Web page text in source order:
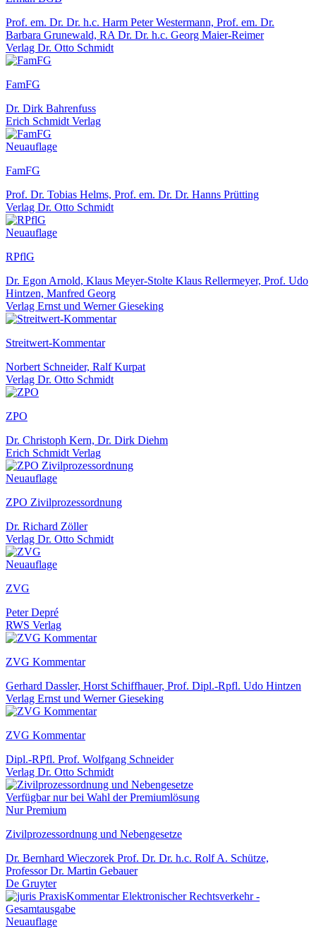
Prof. em. Dr. Dr. h.c. Harm Peter Westermann, Prof. em. Dr.
Barbara Grunewald, RA Dr. Dr. h.c. Georg Maier-Reimer
Verlag Dr. Otto Schmidt
FamFG
Dr. Dirk Bahrenfuss
Erich Schmidt Verlag
Neuauflage
FamFG
Prof. Dr. Tobias Helms, Prof. em. Dr. Dr. Hanns Prütting
Verlag Dr. Otto Schmidt
Neuauflage
RPflG
Dr. Egon Arnold, Klaus Meyer-Stolte Klaus Rellermeyer, Prof. Udo
Hintzen, Manfred Georg
Verlag Ernst und Werner Gieseking
Streitwert-Kommentar
Norbert Schneider, Ralf Kurpat
Verlag Dr. Otto Schmidt
ZPO
Dr. Christoph Kern, Dr. Dirk Diehm
Erich Schmidt Verlag
Neuauflage
ZPO Zivilprozessordnung
Dr. Richard Zöller
Verlag Dr. Otto Schmidt
Neuauflage
ZVG
Peter Depré
RWS Verlag
ZVG Kommentar
Gerhard Dassler, Horst Schiffhauer, Prof. Dipl.-Rpfl. Udo Hintzen
Verlag Ernst und Werner Gieseking
ZVG Kommentar
Dipl.-RPfl. Prof. Wolfgang Schneider
Verlag Dr. Otto Schmidt
Verfügbar nur bei Wahl der Premiumlösung
Nur Premium
Zivilprozessordnung und Nebengesetze
Dr. Bernhard Wieczorek Prof. Dr. Dr. h.c. Rolf A. Schütze,
Professor Dr. Martin Gebauer
De Gruyter
Neuauflage